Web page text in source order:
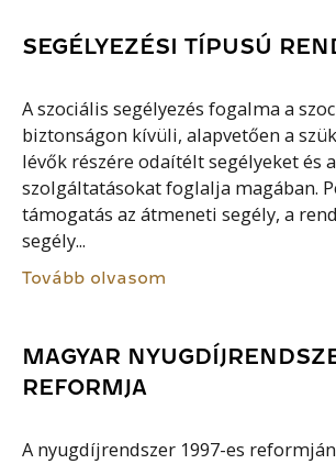
SEGÉLYEZÉSI TÍPUSÚ
A szociális segélyezés fogalma a
biztonságon kívüli, alapvetően a
lévők részére odaítélt segélyeket és
szolgáltatásokat foglalja magában.
támogatás az átmeneti segély, a
segély...
Tovább olvasom
MAGYAR
REFORMJA
A nyugdíjrendszer 1997-es